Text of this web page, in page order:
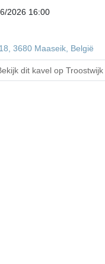
2026 16:00
3680 Maaseik, België
dit kavel op Troostwijk